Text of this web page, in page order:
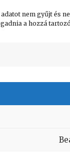
nem gyűjt és
a hozzá